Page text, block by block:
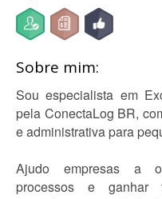
Sobre mim:
Sou especialista em
pela ConectaLog BR,
e administrativa para
Ajudo empresas a
processos e ganhar